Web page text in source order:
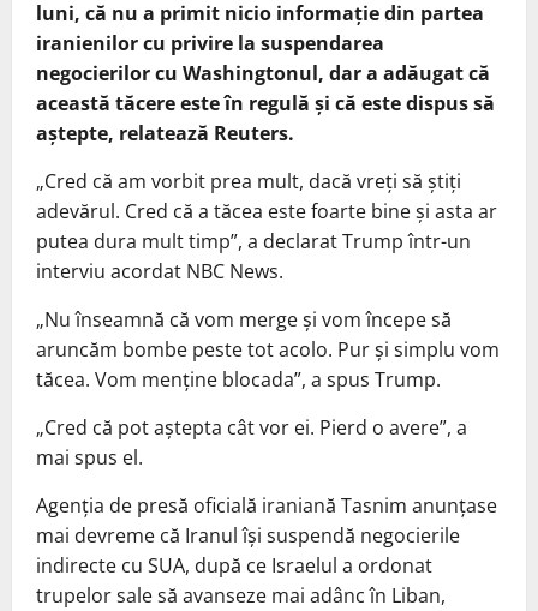
luni, că nu a primit nicio informaţie din partea
iranienilor cu privire la suspendarea
negocierilor cu Washingtonul, dar a adăugat că
această tăcere este în regulă şi că este dispus să
aştepte, relatează Reuters.
„Cred că am vorbit prea mult, dacă vreţi să ştiţi
adevărul. Cred că a tăcea este foarte bine şi asta ar
putea dura mult timp”, a declarat Trump într-un
interviu acordat NBC News.
„Nu înseamnă că vom merge şi vom începe să
aruncăm bombe peste tot acolo. Pur şi simplu vom
tăcea. Vom menţine blocada”, a spus Trump.
„Cred că pot aştepta cât vor ei. Pierd o avere”, a
mai spus el.
Agenţia de presă oficială iraniană Tasnim anunţase
mai devreme că Iranul îşi suspendă negocierile
indirecte cu SUA, după ce Israelul a ordonat
trupelor sale să avanseze mai adânc în Liban,